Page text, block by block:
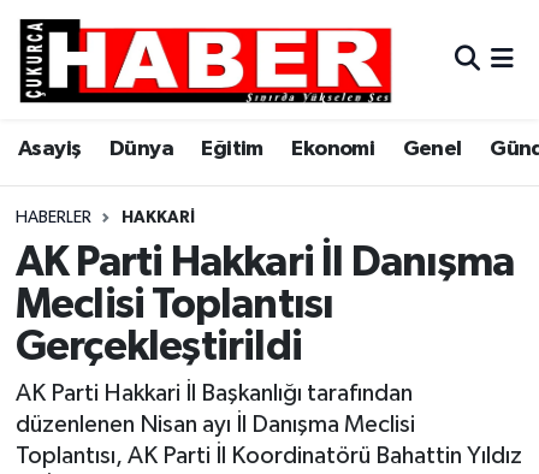
Asayiş Dünya Eğitim Ekonomi Genel
HABERLER HAKKARI
AK Parti Hakkari İl Danışma
Meclisi Toplantısı
Gerçekleştirildi
AK Parti Hakkari İl Başkanlığı tarafından
düzenlenen Nisan ayı İl Danışma Meclisi
Toplantısı, AK Parti İl Koordinatörü Bahattin Yıldız
Asayiş
Dünya
Eğitim
Ekonomi
Genel
Gündem
Hakkari
Hava Durumu
Trafik Durumu
Süper Lig Puan Durumu ve Fikstür
Tüm Manşetler
Son Dakika Haberleri
Haber Arşivi